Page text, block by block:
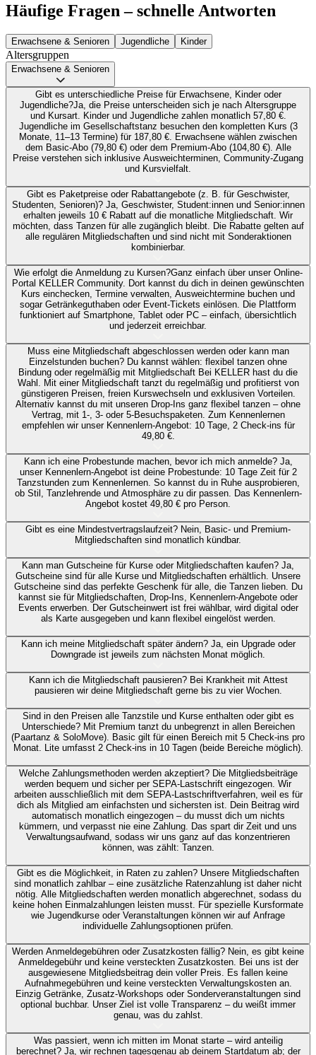
Häufige Fragen – schnelle Antworten
Erwachsene & Senioren Jugendliche Kinder
Altersgruppen
Erwachsene & Senioren
Gibt es unterschiedliche Preise für Erwachsene, Kinder oder
Jugendliche?Ja, die Preise unterscheiden sich je nach Altersgruppe
und Kursart. Kinder und Jugendliche zahlen monatlich 57,80 €.
Jugendliche im Gesellschaftstanz besuchen den kompletten Kurs (3
Monate, 11–13 Termine) für 187,80 €. Erwachsene wählen zwischen
dem Basic-Abo (79,80 €) oder dem Premium-Abo (104,80 €). Alle
Preise verstehen sich inklusive Ausweichterminen, Community-Zugang
und Kursvielfalt.
Gibt es Paketpreise oder Rabattangebote (z. B. für Geschwister,
Studenten, Senioren)? Ja, Geschwister, Student:innen und Senior:innen
erhalten jeweils 10 € Rabatt auf die monatliche Mitgliedschaft. Wir
möchten, dass Tanzen für alle zugänglich bleibt. Die Rabatte gelten auf
alle regulären Mitgliedschaften und sind nicht mit Sonderaktionen
kombinierbar.
Wie erfolgt die Anmeldung zu Kursen?Ganz einfach über unser Online-
Portal KELLER Community. Dort kannst du dich in deinen gewünschten
Kurs einchecken, Termine verwalten, Ausweichtermine buchen und
sogar Getränkeguthaben oder Event-Tickets einlösen. Die Plattform
funktioniert auf Smartphone, Tablet oder PC – einfach, übersichtlich
und jederzeit erreichbar.
Muss eine Mitgliedschaft abgeschlossen werden oder kann man
Einzelstunden buchen? Du kannst wählen: flexibel tanzen ohne
Bindung oder regelmäßig mit Mitgliedschaft Bei KELLER hast du die
Wahl. Mit einer Mitgliedschaft tanzt du regelmäßig und profitierst von
günstigeren Preisen, freien Kurswechseln und exklusiven Vorteilen.
Alternativ kannst du mit unseren Drop-Ins ganz flexibel tanzen – ohne
Vertrag, mit 1-, 3- oder 5-Besuchspaketen. Zum Kennenlernen
empfehlen wir unser Kennenlern-Angebot: 10 Tage, 2 Check-ins für
49,80 €.
Kann ich eine Probestunde machen, bevor ich mich anmelde? Ja,
unser Kennenlern-Angebot ist deine Probestunde: 10 Tage Zeit für 2
Tanzstunden zum Kennenlernen. So kannst du in Ruhe ausprobieren,
ob Stil, Tanzlehrende und Atmosphäre zu dir passen. Das Kennenlern-
Angebot kostet 49,80 € pro Person.
Gibt es eine Mindestvertragslaufzeit? Nein, Basic- und Premium-
Mitgliedschaften sind monatlich kündbar.
Kann man Gutscheine für Kurse oder Mitgliedschaften kaufen? Ja,
Gutscheine sind für alle Kurse und Mitgliedschaften erhältlich. Unsere
Gutscheine sind das perfekte Geschenk für alle, die Tanzen lieben. Du
kannst sie für Mitgliedschaften, Drop-Ins, Kennenlern-Angebote oder
Events erwerben. Der Gutscheinwert ist frei wählbar, wird digital oder
als Karte ausgegeben und kann flexibel eingelöst werden.
Kann ich meine Mitgliedschaft später ändern? Ja, ein Upgrade oder
Downgrade ist jeweils zum nächsten Monat möglich.
Kann ich die Mitgliedschaft pausieren? Bei Krankheit mit Attest
pausieren wir deine Mitgliedschaft gerne bis zu vier Wochen.
Sind in den Preisen alle Tanzstile und Kurse enthalten oder gibt es
Unterschiede? Mit Premium tanzt du unbegrenzt in allen Bereichen
(Paartanz & SoloMove). Basic gilt für einen Bereich mit 5 Check-ins pro
Monat. Lite umfasst 2 Check-ins in 10 Tagen (beide Bereiche möglich).
Welche Zahlungsmethoden werden akzeptiert? Die Mitgliedsbeiträge
werden bequem und sicher per SEPA-Lastschrift eingezogen. Wir
arbeiten ausschließlich mit dem SEPA-Lastschriftverfahren, weil es für
dich als Mitglied am einfachsten und sichersten ist. Dein Beitrag wird
automatisch monatlich eingezogen – du musst dich um nichts
kümmern, und verpasst nie eine Zahlung. Das spart dir Zeit und uns
Verwaltungsaufwand, sodass wir uns ganz auf das konzentrieren
können, was zählt: Tanzen.
Gibt es die Möglichkeit, in Raten zu zahlen? Unsere Mitgliedschaften
sind monatlich zahlbar – eine zusätzliche Ratenzahlung ist daher nicht
nötig. Alle Mitgliedschaften werden monatlich abgerechnet, sodass du
keine hohen Einmalzahlungen leisten musst. Für spezielle Kursformate
wie Jugendkurse oder Veranstaltungen können wir auf Anfrage
individuelle Zahlungsoptionen prüfen.
Werden Anmeldegebühren oder Zusatzkosten fällig? Nein, es gibt keine
Anmeldegebühr und keine versteckten Zusatzkosten. Bei uns ist der
ausgewiesene Mitgliedsbeitrag dein voller Preis. Es fallen keine
Aufnahmegebühren und keine versteckten Verwaltungskosten an.
Einzig Getränke, Zusatz-Workshops oder Sonderveranstaltungen sind
optional buchbar. Unser Ziel ist volle Transparenz – du weißt immer
genau, was du zahlst.
Was passiert, wenn ich mitten im Monat starte – wird anteilig
berechnet? Ja, wir rechnen tagesgenau ab deinem Startdatum ab; der